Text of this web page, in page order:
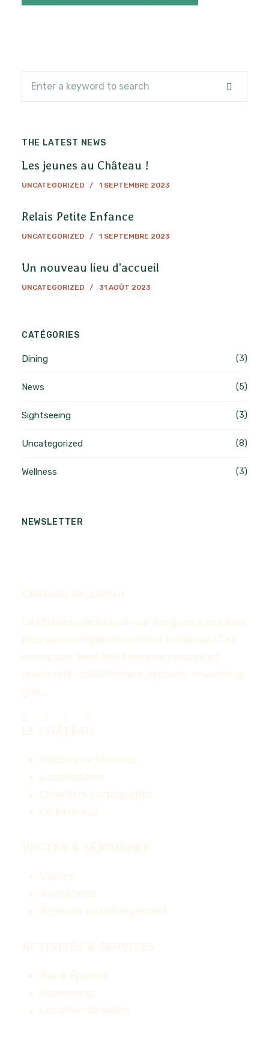
THE LATEST NEWS
Les jeunes au Château !
UNCATEGORIZED 1 SEPTEMBRE 2023
Relais Petite Enfance
UNCATEGORIZED 1 SEPTEMBRE 2023
Un nouveau lieu d’accueil
UNCATEGORIZED 31 AOÛT 2023
CATÉGORIES
Dining (3)
News (5)
Sightseeing (3)
Uncategorized (8)
Wellness (3)
NEWSLETTER
Château de Latour
Le Château de Latour-sur-Sorgues, c’est bien
plus qu’un simple monument médiéval ! Cet
incroyable tiers-lieu fusionne histoire et
modernité : bibliothèque, épicerie, coworking,
gîte…
LE CHÂTEAU
Histoire du château
L'association
Chantiers participatifs
Le tiers-lieu
VISITER & SÉJOURNER
Visites
Animations
Réserver un hébergement
ACTIVITÉS & SERVICES
Bar & Épicerie
Coworking
Location de salles